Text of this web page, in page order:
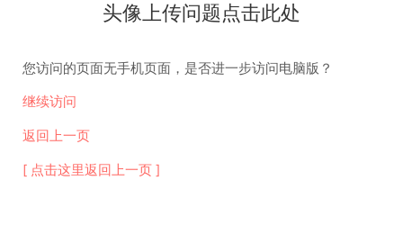
头像上传问题点击此处
您访问的页面无手机页面，是否进一步访问电脑版？
继续访问
返回上一页
[ 点击这里返回上一页 ]